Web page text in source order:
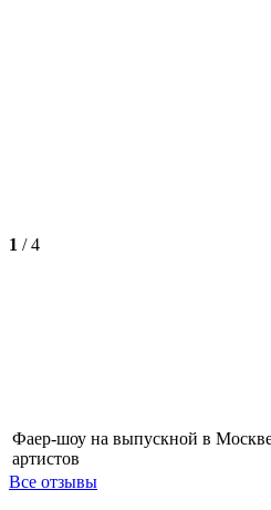
1 /4
Фаер-шоу на выпускной в Москве
артистов
Все отзывы